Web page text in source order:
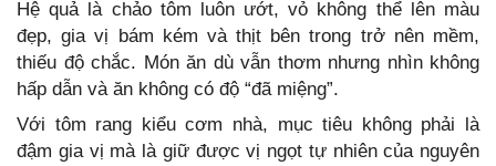
Hệ quả là chảo tôm luôn ướt, vỏ không thể lên màu
đẹp, gia vị bám kém và thịt bên trong trở nên mềm,
thiếu độ chắc. Món ăn dù vẫn thơm nhưng nhìn không
hấp dẫn và ăn không có độ “đã miệng”.
Với tôm rang kiểu cơm nhà, mục tiêu không phải là
đậm gia vị mà là giữ được vị ngọt tự nhiên của nguyên